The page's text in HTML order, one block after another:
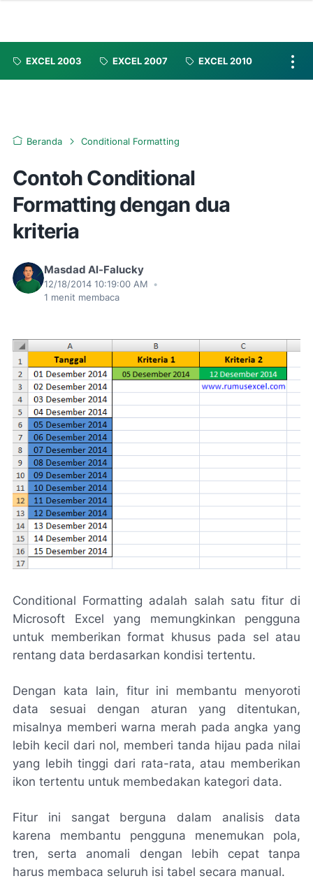
EXCEL 2003 EXCEL 2007 EXCEL 2010
Beranda Conditional Formatting
Contoh Conditional
Formatting dengan dua
kriteria
Masdad Al-Falucky
12/18/2014 10:19:00 AM
•
1 menit membaca
Conditional Formatting adalah salah satu fitur di
Microsoft Excel yang memungkinkan pengguna
untuk memberikan format khusus pada sel atau
rentang data berdasarkan kondisi tertentu.
Dengan kata lain, fitur ini membantu menyoroti
data sesuai dengan aturan yang ditentukan,
misalnya memberi warna merah pada angka yang
lebih kecil dari nol, memberi tanda hijau pada nilai
yang lebih tinggi dari rata-rata, atau memberikan
ikon tertentu untuk membedakan kategori data.
Fitur ini sangat berguna dalam analisis data
karena membantu pengguna menemukan pola,
tren, serta anomali dengan lebih cepat tanpa
harus membaca seluruh isi tabel secara manual.